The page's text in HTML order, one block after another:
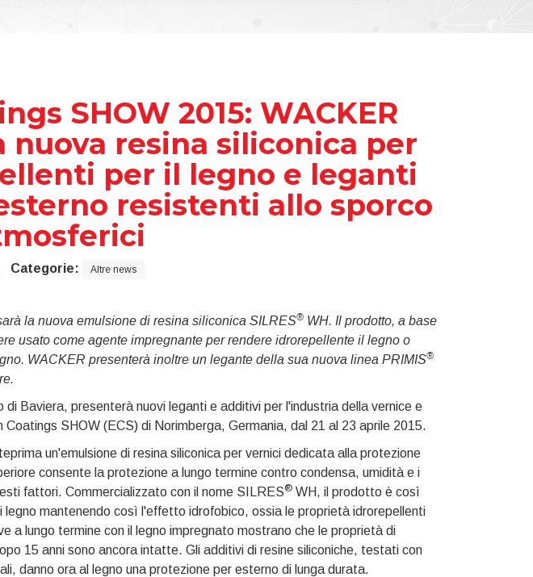
SHOW 2015: WACKER
nuova resina siliconica per
per il legno e leganti
resistenti allo sporco
Categorie: Altre news
la nuova emulsione di resina siliconica SILRES®WH. Il prodotto, a base
usato come agente impregnante per rendere idrorepellente il legno o
WACKER presenterà inoltre un legante della sua nuova linea PRIMIS®
di Baviera, presenterà nuovi leganti e additivi per l'industria della vernice e
SHOW (ECS) di Norimberga, Germania, dal 21 al 23 aprile 2015.
un'emulsione di resina siliconica per vernici dedicata alla protezione
consente la protezione a lungo termine contro condensa, umidità e i
fattori. Commercializzato con il nome SILRES®WH, il prodotto è così
legno mantenendo così l'effetto idrofobico, ossia le proprietà idrorepellenti
a lungo termine con il legno impregnato mostrano che le proprietà di
15 anni sono ancora intatte. Gli additivi di resine siliconiche, testati con
danno ora al legno una protezione per esterno di lunga durata.